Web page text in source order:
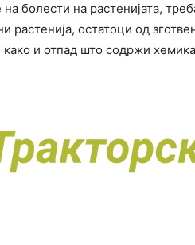
болести на растенијата,
растенија, остатоци од
како и отпад што содржи